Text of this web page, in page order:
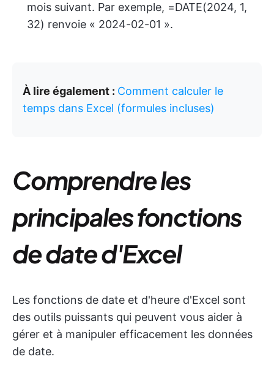
mois suivant. Par exemple, =DATE(2024, 1,
32) renvoie « 2024-02-01 ».
À lire également : Comment calculer le
temps dans Excel (formules incluses)
Comprendre les
principales fonctions
de date d'Excel
Les fonctions de date et d'heure d'Excel sont
des outils puissants qui peuvent vous aider à
gérer et à manipuler efficacement les données
de date.